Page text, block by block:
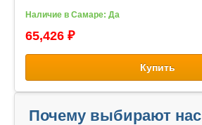
Наличие в Самаре: Да
65,426 ₽
Купить
Почему выбирают нас